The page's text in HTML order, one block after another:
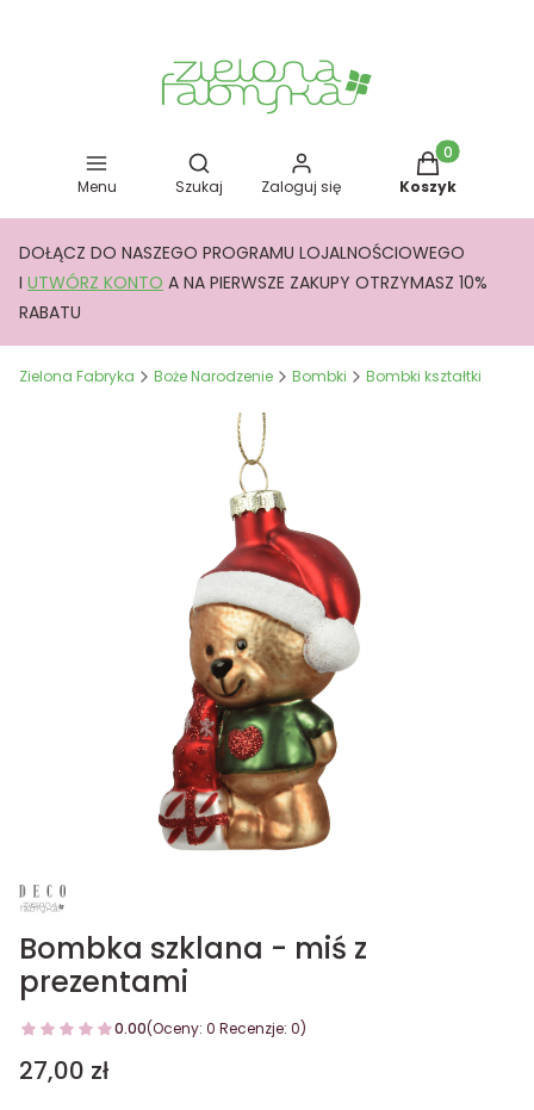
Menu
Otwórz wyszukiwarkę
Szukaj Zaloguj się
Produkty w
Koszyk
DOŁĄCZ DO NASZEGO PROGRAMU LOJALNOŚCIOWEGO
I UTWÓRZ KONTO A NA PIERWSZE ZAKUPY OTRZYMASZ 10%
RABATU
Zielona Fabryka Boże Narodzenie Bombki Bombki kształtki
Bombka szklana - miś z
prezentami
0.00(Oceny: 0 Recenzje: 0)
Cena
27,00 zł